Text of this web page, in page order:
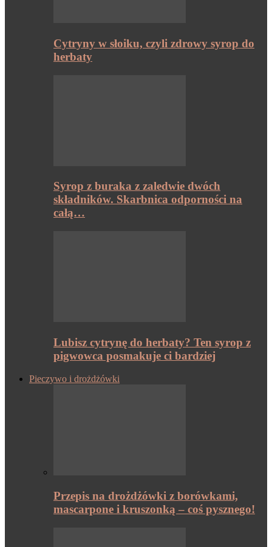
Cytryny w słoiku, czyli zdrowy syrop do
herbaty
Syrop z buraka z zaledwie dwóch
składników. Skarbnica odporności na
całą…
Lubisz cytrynę do herbaty? Ten syrop z
pigwowca posmakuje ci bardziej
Pieczywo i drożdżówki
Przepis na drożdżówki z borówkami,
mascarpone i kruszonką – coś pysznego!